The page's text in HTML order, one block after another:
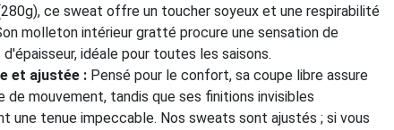
ce sweat offre un toucher soyeux et une respirabilité
molleton intérieur gratté procure une sensation de
idéale pour toutes les saisons.
et ajustée : Pensé pour le confort, sa coupe libre assure
de mouvement, tandis que ses finitions invisibles
une tenue impeccable. Nos sweats sont ajustés ; si vous